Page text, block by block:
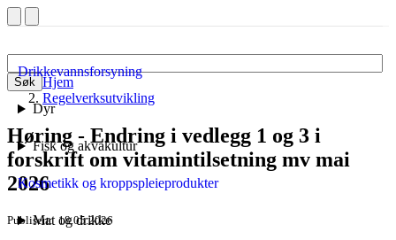
Søk
Drikkevannsforsyning
Dyr
Fisk og akvakultur
Kosmetikk og kroppspleieprodukter
Mat og drikke
Hjem
Regelverksutvikling
Høring - Endring i vedlegg 1 og 3 i
forskrift om vitamintilsetning mv mai
2026
Publisert 18.05.2026